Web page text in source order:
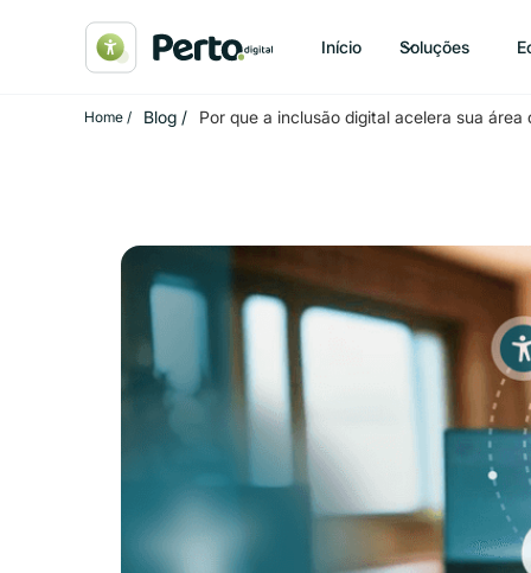
Início Soluções
Home / Blog / Por que a inclusão digital acelera sua área